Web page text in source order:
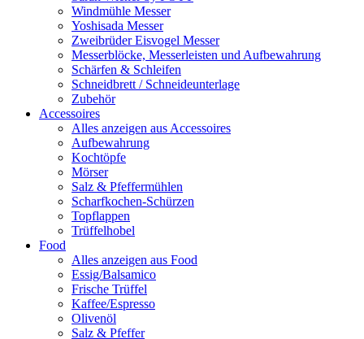
Windmühle Messer
Yoshisada Messer
Zweibrüder Eisvogel Messer
Messerblöcke, Messerleisten und Aufbewahrung
Schärfen & Schleifen
Schneidbrett / Schneideunterlage
Zubehör
Accessoires
Alles anzeigen aus Accessoires
Aufbewahrung
Kochtöpfe
Mörser
Salz & Pfeffermühlen
Scharfkochen-Schürzen
Topflappen
Trüffelhobel
Food
Alles anzeigen aus Food
Essig/Balsamico
Frische Trüffel
Kaffee/Espresso
Olivenöl
Salz & Pfeffer